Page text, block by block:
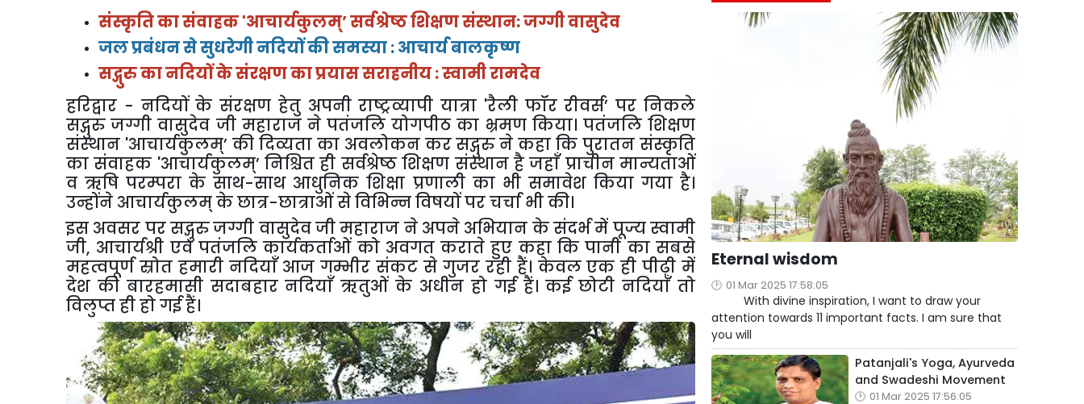
संस्कृति का संवाहक'आचार्यकुलम्’सर्वश्रेष्ठ शिक्षण संस्थान: जग्गी वासुदेव
जल प्रबंधन से सुधरेगी नदियों की समस्या : आचार्य बालकृष्ण
सद्गुरु का नदियों के संरक्षण का प्रयास सराहनीय : स्वामी रामदेव
हरिद्वार - नदियों के संरक्षण हेतु अपनी राष्ट्रव्यापी यात्रा 'रैली फॉर रीवर्स’पर निकले
सद्गुरु जग्गी वासुदेव जी महाराज ने पतंजलि योगपीठ का भ्रमण किया। पतंजलि शिक्षण
संस्थान 'आचार्यकुलम्’ की दिव्यता का अवलोकन कर सद्गुरु ने कहा कि पुरातन संस्कृति
का संवाहक 'आचार्यकुलम्’निश्चित ही सर्वश्रेष्ठ शिक्षण संस्थान है जहाँ प्राचीन मान्यताओं
व ऋषि परम्परा के साथ-साथ आधुनिक शिक्षा प्रणाली का भी समावेश किया गया है।
उन्होंने आचार्यकुलम् के छात्र-छात्राओं से विभिन्न विषयों पर चर्चा भी की।
इस अवसर पर सद्गुरु जग्गी वासुदेव जी महाराज ने अपने अभियान के संदर्भ में पूज्य स्वामी
जी, आचार्यश्री एवं पतंजलि कार्यकर्ताओं को अवगत कराते हुए कहा कि पानी का सबसे
महत्वपूर्ण स्रोत हमारी नदियाँ आज गम्भीर संकट से गुजर रही हैं। केवल एक ही पीढ़ी में
देश की बारहमासी सदाबहार नदियाँ ऋतुओं के अधीन हो गई हैं। कई छोटी नदियाँ तो
विलुप्त ही हो गई हैं।
Eternal wisdom
01 Mar 2025 17:58:05
With divine inspiration, I want to draw your
attention towards 11 important facts. I am sure that
you will
Patanjali's Yoga, Ayurveda
and Swadeshi Movement
01 Mar 2025 17:56:05